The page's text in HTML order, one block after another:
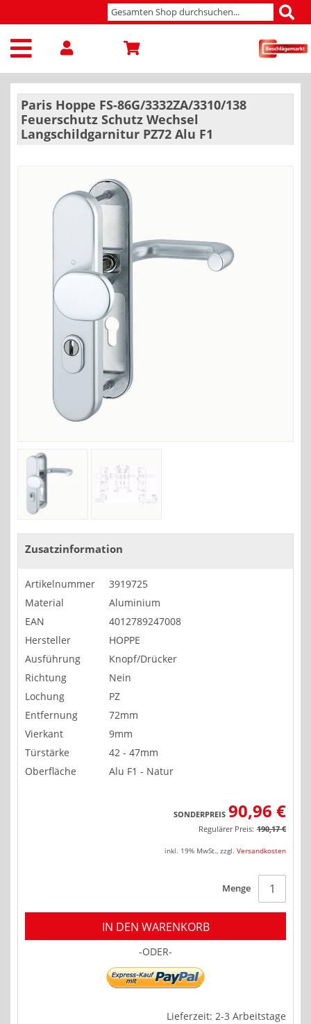
Paris Hoppe FS-86G/3332ZA/3310/138
Feuerschutz Schutz Wechsel
Langschildgarnitur PZ72 Alu F1
Zusatzinformation
Artikelnummer
3919725
Material
Aluminium
EAN
4012789247008
Hersteller
HOPPE
Ausführung
Knopf/Drücker
Richtung
Nein
Lochung
PZ
Entfernung
72mm
Vierkant
9mm
Türstärke
42 - 47mm
Oberfläche
Alu F1 - Natur
SONDERPREIS 90,96 €
Regulärer Preis: 190,17 €
inkl. 19% MwSt., zzgl. Versandkosten
Menge
IN DEN WARENKORB
-ODER-
Lieferzeit: 2-3 Arbeitstage